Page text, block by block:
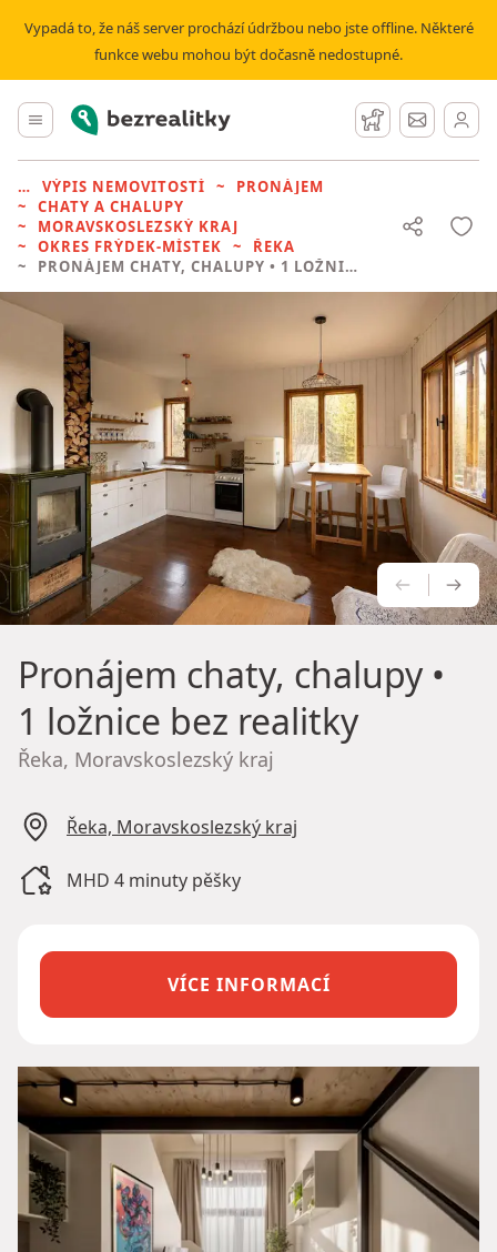
Vypadá to, že náš server prochází údržbou nebo jste offline. Některé
funkce webu mohou být dočasně nedostupné.
Hlavní menu
Bezrealitky Hlídací pes
Zprávy
VÝPIS NEMOVITOSTÍ
PRONÁJEM
CHATY A CHALUPY
MORAVSKOSLEZSKÝ KRAJ
OKRES FRÝDEK-MÍSTEK
ŘEKA
PRONÁJEM CHATY, CHALUPY • 1 LOŽNICE BEZ REALITKY
Pronájem chaty, chalupy•
1 ložnice bez realitky
Řeka, Moravskoslezský kraj
Řeka, Moravskoslezský kraj
MHD 4 minuty pěšky
VÍCE INFORMACÍ